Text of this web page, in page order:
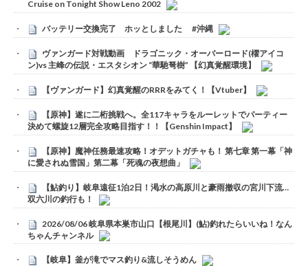
Cruise on Tonight Show Leno 2002
バッテリー交換完了 ホッとしました #沖縄
ヴァンガード対戦動画 ドラゴニック・オーバーロード(櫂アイコ
ン)vs 主峰の伝説・エスタシオン “華馳弩樹” 【幻真覚醒環境】
【ヴァンガード】幻真覚醒のRRRをみてく！【Vtuber】
【原神】遂に二桁挑戦へ。全117キャラをルーレットでパーティー
決めて螺旋12層完全攻略目指す！！【Genshin Impact】
【原神】魔神任務最速攻略！オデットガチャも！ 第七章 第一幕「神
に愛されぬ雪国」第二幕「死魂の夜想曲」
【鮎釣り】岐阜遠征1泊2日！渇水の高原川と豪雨撤収の宮川下流…
双六川の釣行も！
2026/08/06 岐阜県本巣市山口【根尾川】(鮎)釣れたらいいね！なん
ちゃんチャンネル
【岐阜】釜が滝でマス釣り&流しそうめん